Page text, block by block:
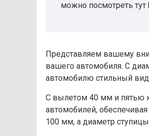
можно посмотреть
Представляем вашему
вашего автомобиля. С
автомобилю стильный
С вылетом 40 мм и пятью
автомобилей,
100 мм, а диаметр